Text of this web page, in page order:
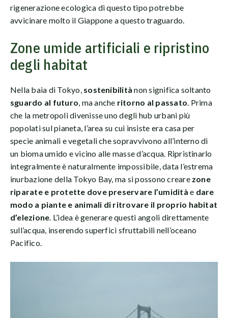
rigenerazione ecologica di questo tipo potrebbe
avvicinare molto il Giappone a questo traguardo.
Zone umide artificiali e ripristino
degli habitat
Nella baia di Tokyo, sostenibilità non significa soltanto
sguardo al futuro , ma anche ritorno al passato . Prima
che la metropoli divenisse uno degli hub urbani più
popolati sul pianeta, l’area su cui insiste era casa per
specie animali e vegetali che sopravvivono all’interno di
un bioma umido e vicino alle masse d’acqua. Ripristinarlo
integralmente è naturalmente impossibile, data l’estrema
inurbazione della Tokyo Bay, ma si possono creare zone
riparate e protette dove preservare l’umidità e dare
modo a piante e animali di ritrovare il proprio habitat
d’elezione . L’idea è generare questi angoli direttamente
sull’acqua, inserendo superfici sfruttabili nell’oceano
Pacifico.